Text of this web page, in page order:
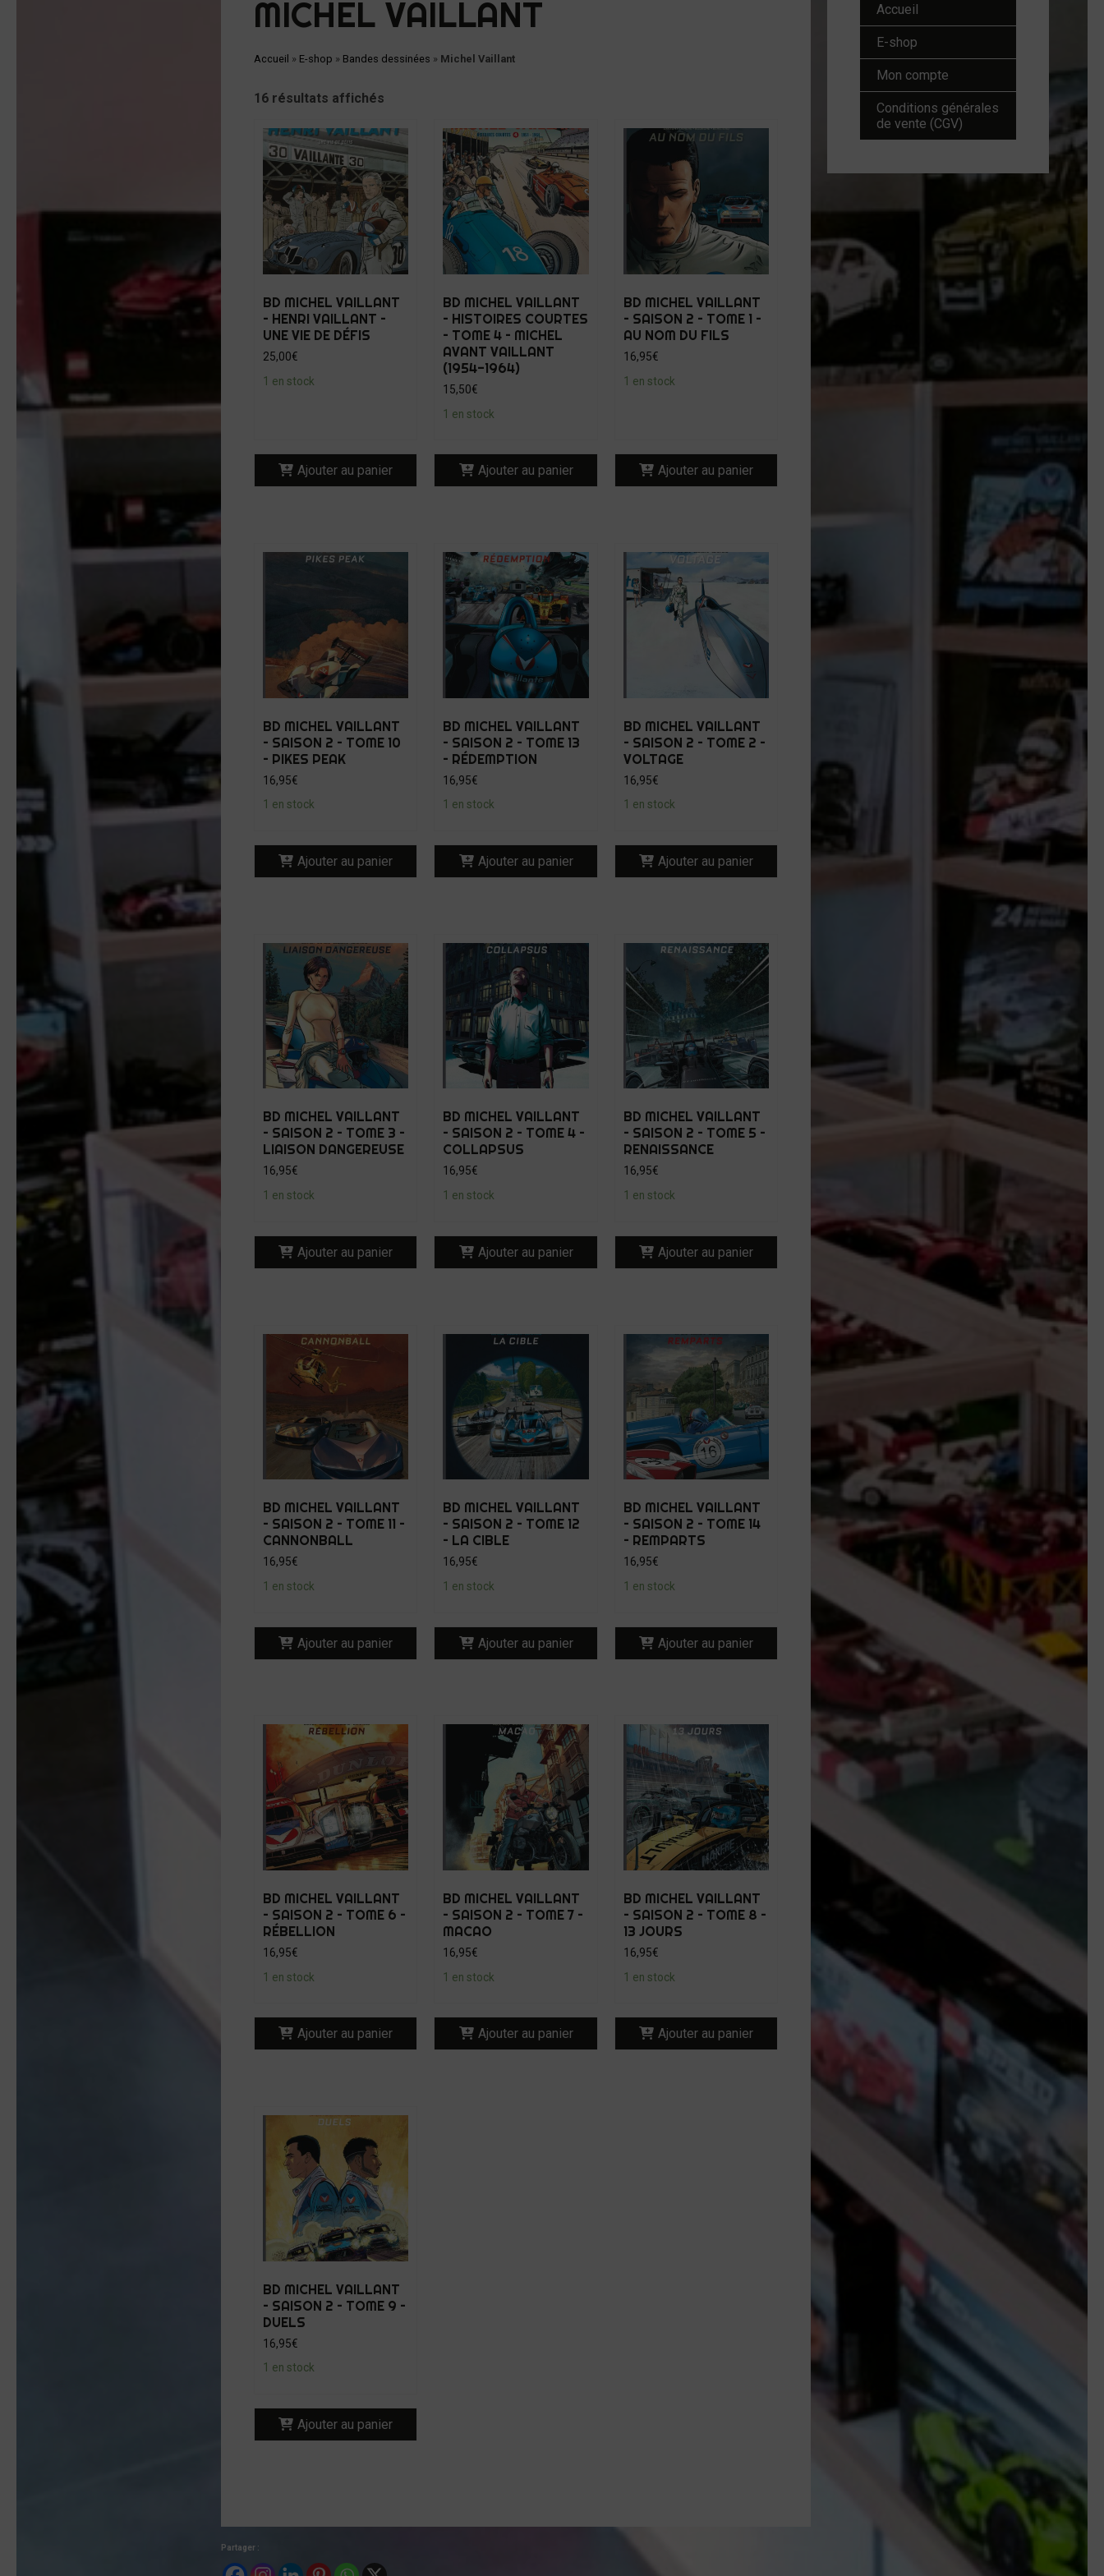
MICHEL VAILLANT
Accueil » E-shop » Bandes dessinées » Michel Vaillant
16 résultats affichés
BD MICHEL VAILLANT
– HENRI VAILLANT –
UNE VIE DE DÉFIS
25,00€
1 en stock
Ajouter au panier
BD MICHEL VAILLANT
– HISTOIRES COURTES
– TOME 4 – MICHEL
AVANT VAILLANT
(1954-1964)
15,50€
1 en stock
Ajouter au panier
BD MICHEL VAILLANT
– SAISON 2 – TOME 1 –
AU NOM DU FILS
16,95€
1 en stock
Ajouter au panier
BD MICHEL VAILLANT
– SAISON 2 – TOME 10
– PIKES PEAK
16,95€
1 en stock
Ajouter au panier
BD MICHEL VAILLANT
– SAISON 2 – TOME 13
– RÉDEMPTION
16,95€
1 en stock
Ajouter au panier
BD MICHEL VAILLANT
– SAISON 2 – TOME 2 –
VOLTAGE
16,95€
1 en stock
Ajouter au panier
BD MICHEL VAILLANT
– SAISON 2 – TOME 3 –
LIAISON DANGEREUSE
16,95€
1 en stock
Ajouter au panier
BD MICHEL VAILLANT
– SAISON 2 – TOME 4 –
COLLAPSUS
16,95€
1 en stock
Ajouter au panier
BD MICHEL VAILLANT
– SAISON 2 – TOME 5 –
RENAISSANCE
16,95€
1 en stock
Ajouter au panier
BD MICHEL VAILLANT
– SAISON 2 – TOME 11 –
CANNONBALL
16,95€
1 en stock
Ajouter au panier
BD MICHEL VAILLANT
– SAISON 2 – TOME 12
– LA CIBLE
16,95€
1 en stock
Ajouter au panier
BD MICHEL VAILLANT
– SAISON 2 – TOME 14
– REMPARTS
16,95€
1 en stock
Ajouter au panier
BD MICHEL VAILLANT
– SAISON 2 – TOME 6 –
RÉBELLION
16,95€
1 en stock
Ajouter au panier
BD MICHEL VAILLANT
– SAISON 2 – TOME 7 –
MACAO
16,95€
1 en stock
Ajouter au panier
BD MICHEL VAILLANT
– SAISON 2 – TOME 8 –
13 JOURS
16,95€
1 en stock
Ajouter au panier
BD MICHEL VAILLANT
– SAISON 2 – TOME 9 –
DUELS
16,95€
1 en stock
Ajouter au panier
Partager :
Accueil
E-shop
Mon compte
Conditions générales
de vente (CGV)